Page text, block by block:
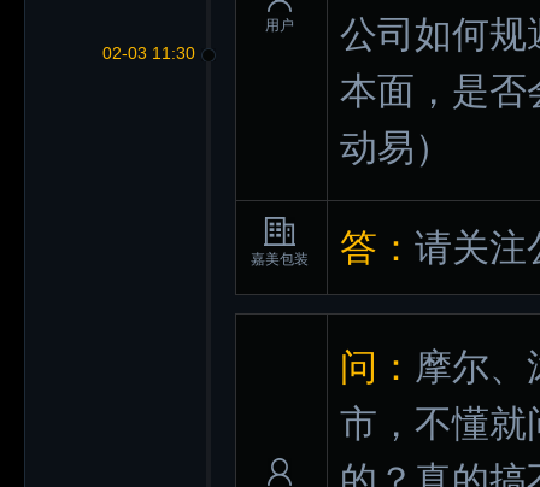
02-03 11:30
用户
公司如何规
本面，是否
动易）
嘉美包装 答： 请关注
问： 摩尔、
市，不懂就